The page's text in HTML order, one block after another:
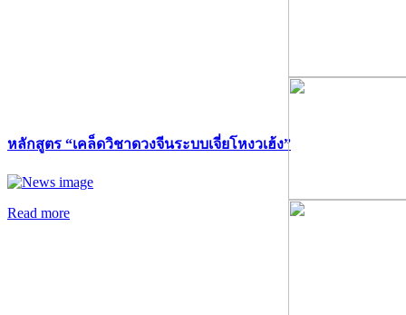
หลักสูตร “เคล็ดวิชาดวงจีนระบบเจี่ยโหงวเฮ้ง”
Read more